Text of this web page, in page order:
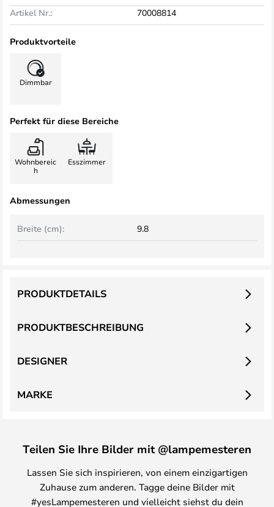
Artikel Nr.:
70008814
Produktvorteile
Dimmbar
Perfekt für diese Bereiche
Wohnbereic
h
Esszimmer
Abmessungen
Breite (cm): 9.8
PRODUKTBESCHREIBUNG
PRODUKTDETAILS
DESIGNER
MARKE
Teilen Sie Ihre Bilder mit @lampemesteren
Lassen Sie sich inspirieren, von einem einzigartigen
Zuhause zum anderen. Tagge deine Bilder mit
#yesLampemesteren und vielleicht siehst du dein